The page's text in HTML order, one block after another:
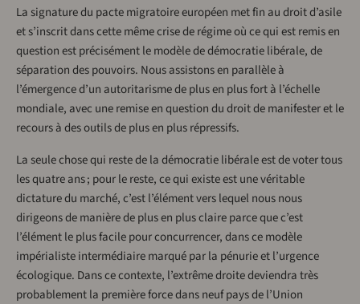
La signature du pacte migratoire européen met fin au droit d’asile
et s’inscrit dans cette même crise de régime où ce qui est remis en
question est précisément le modèle de démocratie libérale, de
séparation des pouvoirs. Nous assistons en parallèle à
l’émergence d’un autoritarisme de plus en plus fort à l’échelle
mondiale, avec une remise en question du droit de manifester et le
recours à des outils de plus en plus répressifs.
La seule chose qui reste de la démocratie libérale est de voter tous
les quatre ans ; pour le reste, ce qui existe est une véritable
dictature du marché, c’est l’élément vers lequel nous nous
dirigeons de manière de plus en plus claire parce que c’est
l’élément le plus facile pour concurrencer, dans ce modèle
impérialiste intermédiaire marqué par la pénurie et l’urgence
écologique. Dans ce contexte, l’extrême droite deviendra très
probablement la première force dans neuf pays de l’Union